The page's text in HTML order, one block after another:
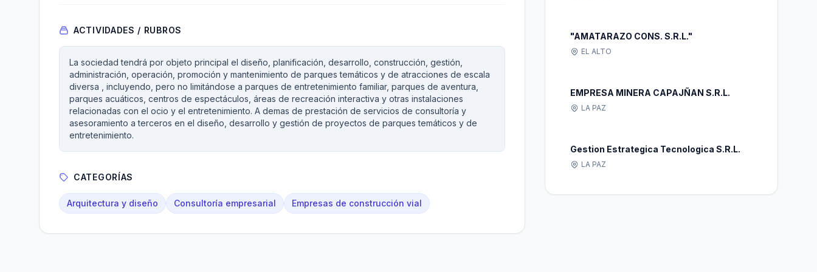
ACTIVIDADES / RUBROS
La sociedad tendrá por objeto principal el diseño, planificación, desarrollo, construcción, gestión,
administración, operación, promoción y mantenimiento de parques temáticos y de atracciones de escala
diversa , incluyendo, pero no limitándose a parques de entretenimiento familiar, parques de aventura,
parques acuáticos, centros de espectáculos, áreas de recreación interactiva y otras instalaciones
relacionadas con el ocio y el entretenimiento. A demas de prestación de servicios de consultoría y
asesoramiento a terceros en el diseño, desarrollo y gestión de proyectos de parques temáticos y de
entretenimiento.
CATEGORÍAS
Arquitectura y diseño Consultoría empresarial Empresas de construcción vial
"AMATARAZO CONS. S.R.L."
EL ALTO
EMPRESA MINERA CAPAJÑAN S.R.L.
LA PAZ
Gestion Estrategica Tecnologica S.R.L.
LA PAZ